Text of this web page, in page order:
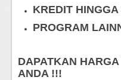
KREDIT HINGGA
PROGRAM
DAPATKAN
ANDA !!!